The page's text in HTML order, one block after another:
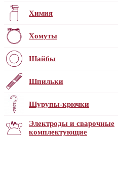
Химия
Хомуты
Шайбы
Шпильки
Шурупы-крючки
Электроды и сварочные
комплектующие